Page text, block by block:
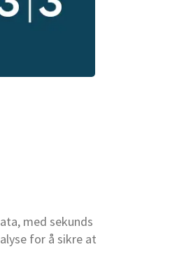
med sekunds
for å sikre at